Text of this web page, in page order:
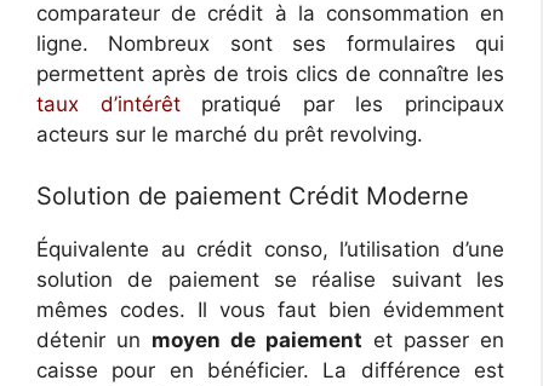
comparateur de crédit à la consommation en
ligne. Nombreux sont ses formulaires qui
permettent après de trois clics de connaître les
taux d’intérêtpratiqué par les principaux
acteurs sur le marché du prêt revolving.
Solution de paiement Crédit Moderne
Équivalente au crédit conso, l’utilisation d’une
solution de paiement se réalise suivant les
mêmes codes. Il vous faut bien évidemment
détenir un moyen de paiement et passer en
caisse pour en bénéficier. La différence est